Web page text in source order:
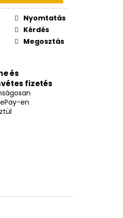
Nyomtatás
Kérdés
Megosztás
és
fizetés
en